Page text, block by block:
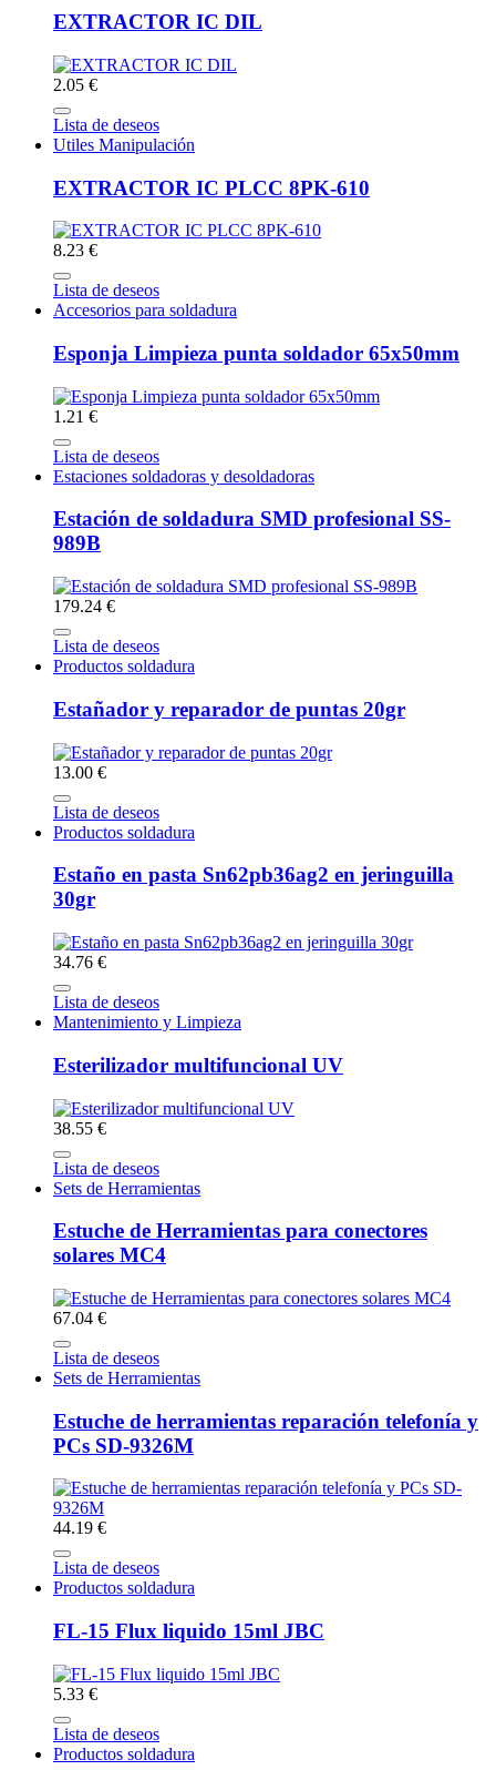
EXTRACTOR IC DIL
2.05 €
Lista de deseos
Utiles Manipulación
EXTRACTOR IC PLCC 8PK-610
8.23 €
Lista de deseos
Accesorios para soldadura
Esponja Limpieza punta soldador 65x50mm
1.21 €
Lista de deseos
Estaciones soldadoras y desoldadoras
Estación de soldadura SMD profesional SS-
989B
179.24 €
Lista de deseos
Productos soldadura
Estañador y reparador de puntas 20gr
13.00 €
Lista de deseos
Productos soldadura
Estaño en pasta Sn62pb36ag2 en jeringuilla
30gr
34.76 €
Lista de deseos
Mantenimiento y Limpieza
Esterilizador multifuncional UV
38.55 €
Lista de deseos
Sets de Herramientas
Estuche de Herramientas para conectores
solares MC4
67.04 €
Lista de deseos
Sets de Herramientas
Estuche de herramientas reparación telefonía y
PCs SD-9326M
44.19 €
Lista de deseos
Productos soldadura
FL-15 Flux liquido 15ml JBC
5.33 €
Lista de deseos
Productos soldadura